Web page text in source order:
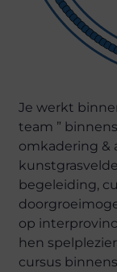
Je werkt
team ”
omkadering &
begeleiding,
op
hen
cursus